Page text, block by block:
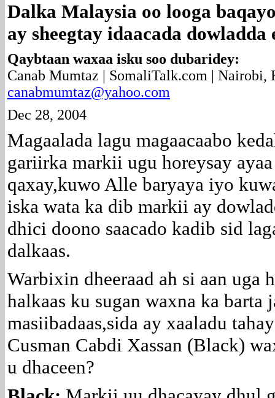
Dalka Malaysia oo looga
ay sheegtay idaacada dowladda
Qaybtaan waxaa isku soo dubaridey:
Canab Mumtaz | SomaliTalk.com | Nairobi,
canabmumtaz@yahoo.com
Dec 28, 2004
Magaalada lagu magaacaabo
gariirka markii ugu horeysay
qaxay,kuwo Alle baryaya iyo
iska wata ka dib markii ay
dhici doono saacado kadib sid
dalkaas.
Warbixin dheeraad ah si aan uga
halkaas ku sugan waxna ka barta
masiibadaas,sida ay xaaladu
Cusman Cabdi Xassan (Black)
u dhaceen?